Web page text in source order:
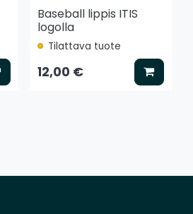
Lisää koriin
Baseball lippis ITIS
logolla
Tilattava tuote
12,00 € Lisää